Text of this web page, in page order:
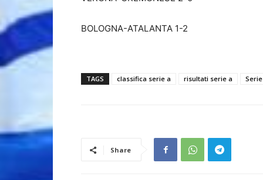
BOLOGNA-ATALANTA 1-2
TAGS classifica serie a risultati serie a
Share